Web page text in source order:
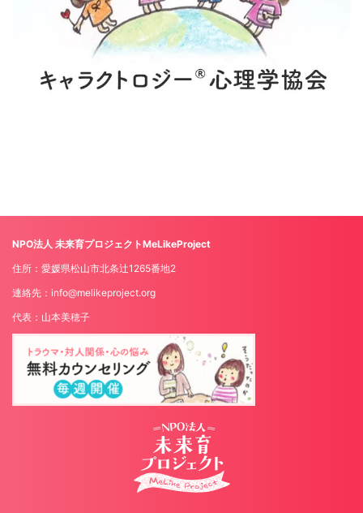
NPO法人 未来育プロジェクトMeLikeProject
住所：愛媛県松山市北条辻1265番地2
連絡先：info@melikeproject.org
代表：山本美穂子
Copyright© NPO法人 未来育プロジェクト MeLike